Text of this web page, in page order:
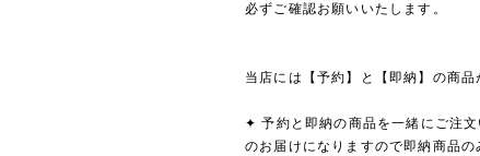
必ずご確認お願いいたします。
当店には【予約】と【即納】の商品
✦ 予約と即納の商品を一緒にご注
のお届けになりますので即納商品